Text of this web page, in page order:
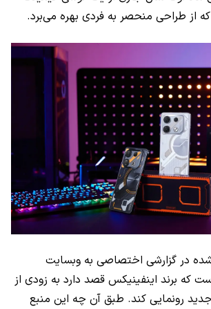
از طراحی منحصر به فردی بهره می‌برد.
در گزارشی اختصاصی به وبسایت
که برند اینفینیکس قصد دارد به زودی از
رونمایی کند. طبق آن چه این منبع